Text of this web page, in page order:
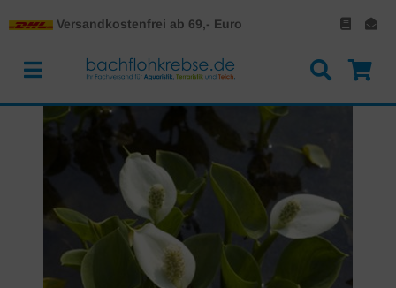
Versandkostenfrei ab 69,- Euro